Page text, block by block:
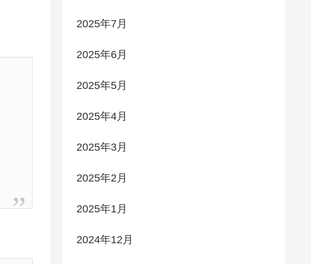
2025年7月
2025年6月
2025年5月
2025年4月
2025年3月
2025年2月
2025年1月
2024年12月